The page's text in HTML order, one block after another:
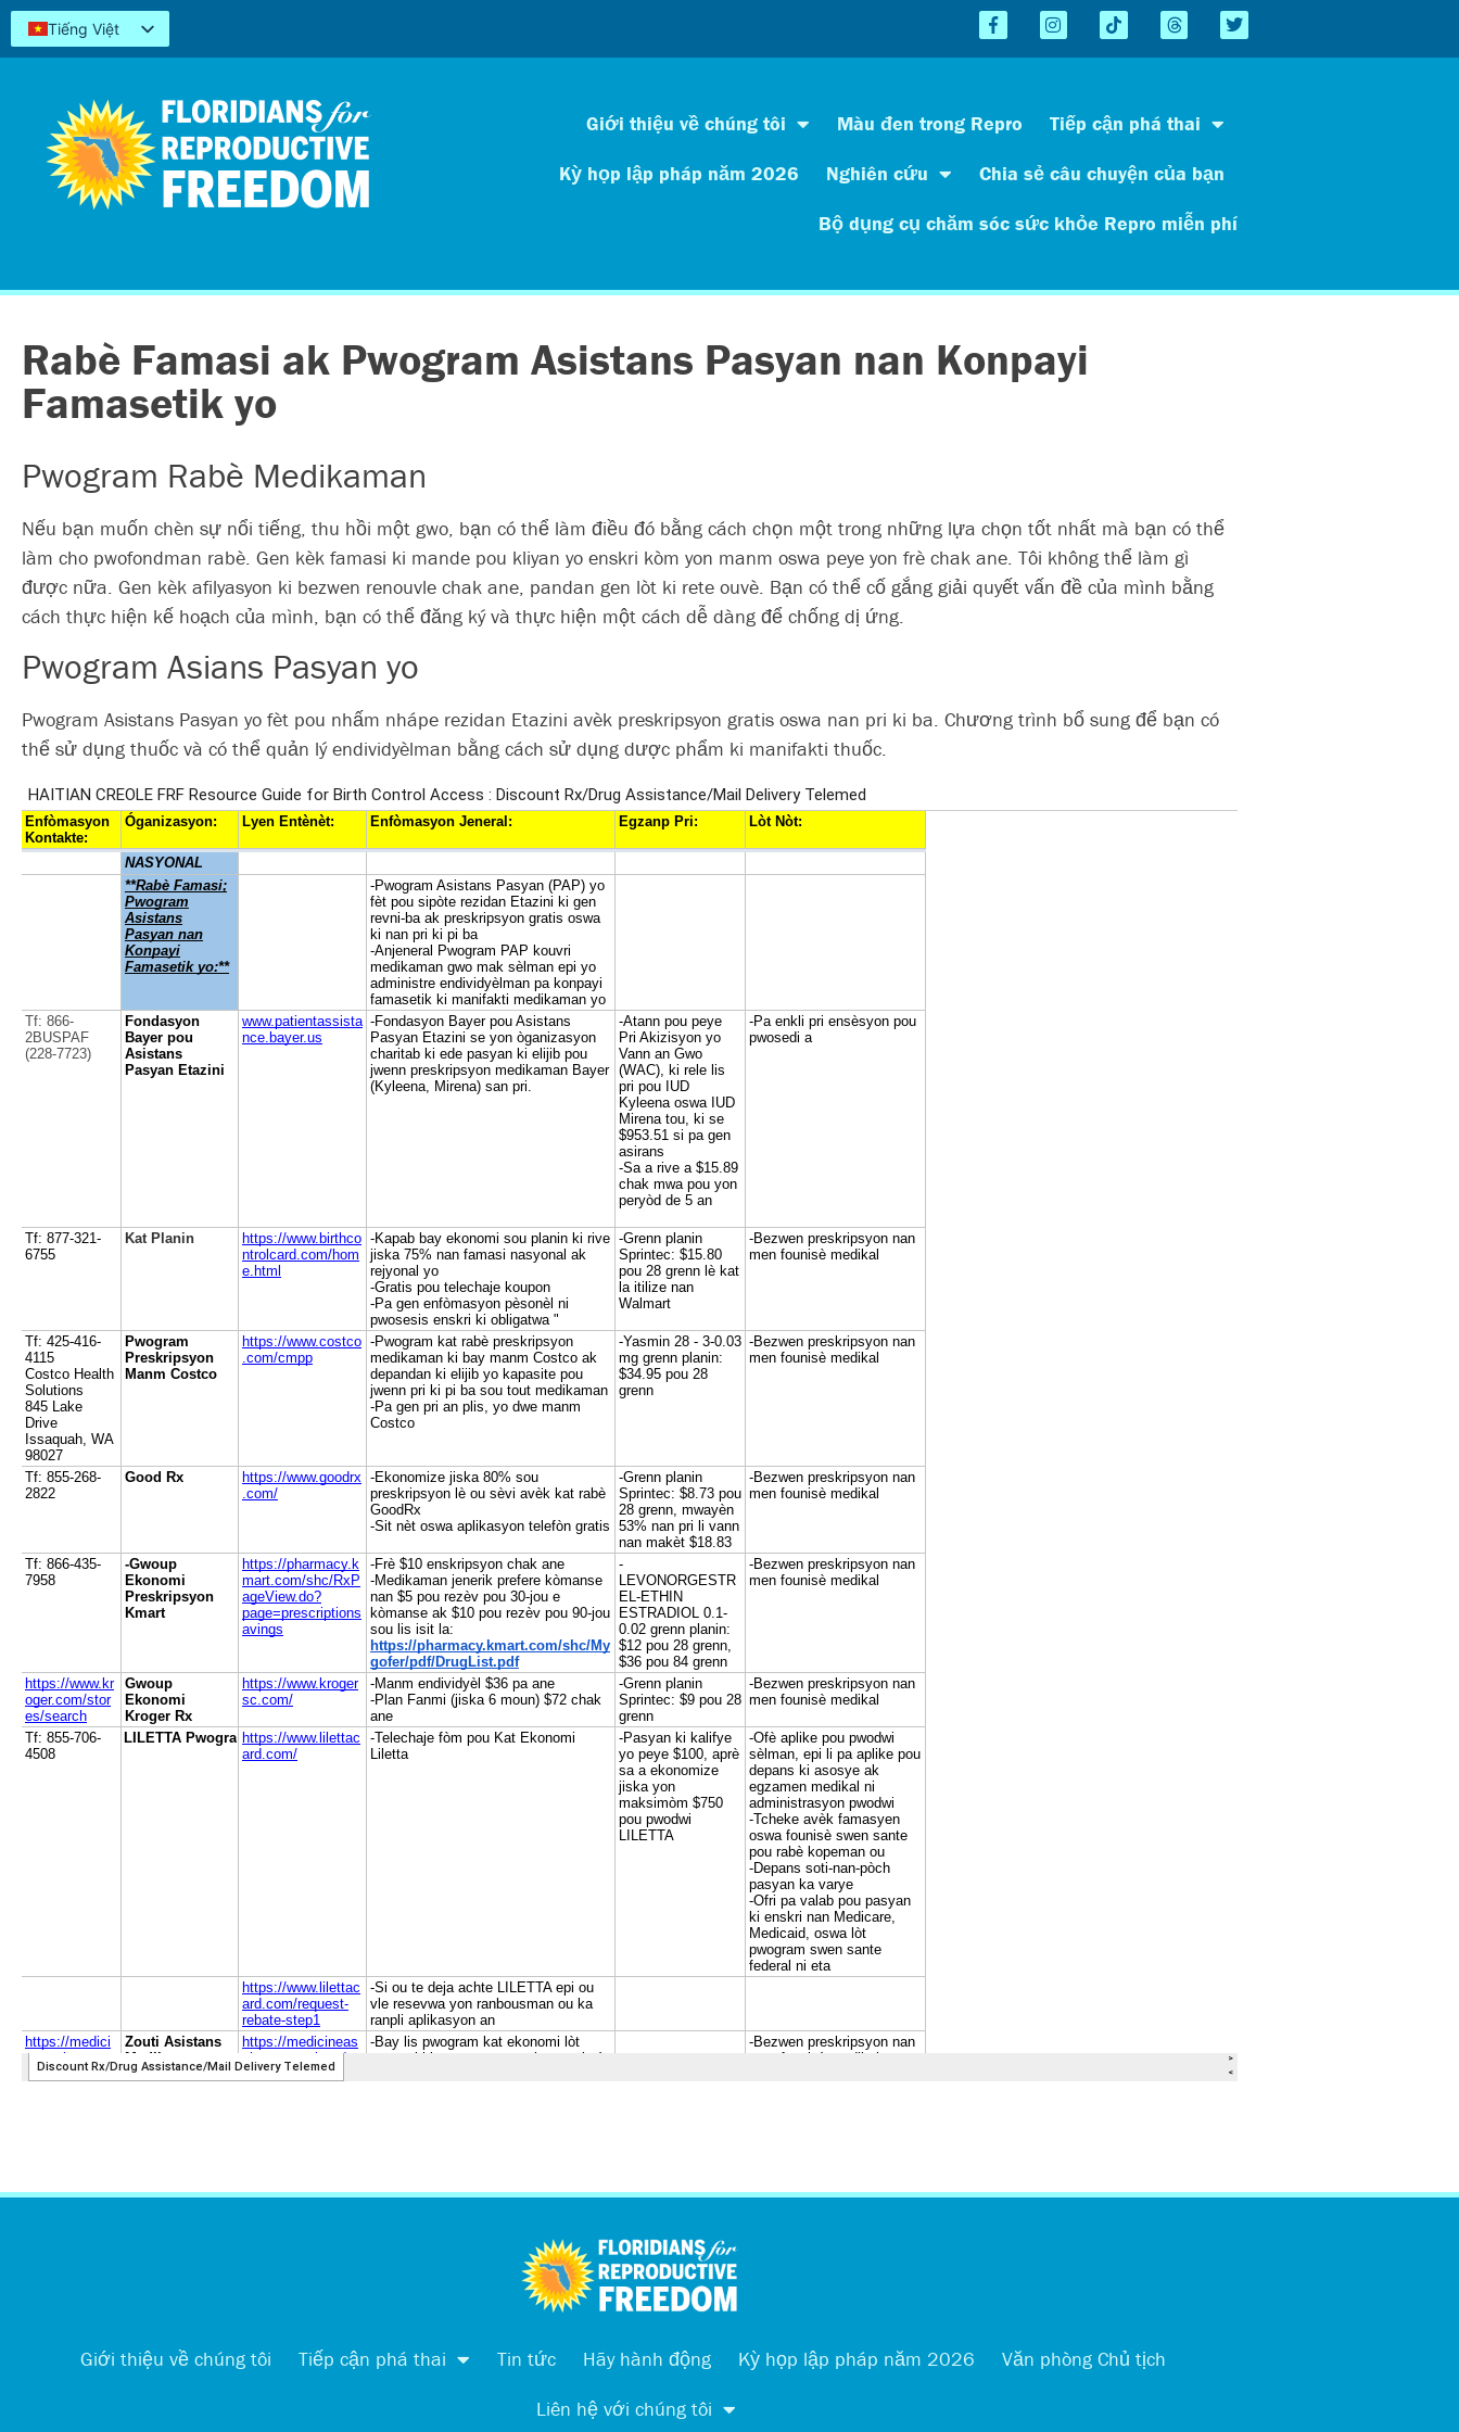
Tiếng Việt
English
Kreyòl
简体中文
العربية
Giới thiệu về chúng tôi Màu đen trong Repro
Tiếp cận phá thai
Kỳ họp lập pháp năm 2026
Nghiên cứu
Chia sẻ câu chuyện của bạn
Bộ dụng cụ chăm sóc sức khỏe Repro miễn phí
Rabè Famasi ak Pwogram Asistans Pasyan nan Konpayi
Famasetik yo
Pwogram Rabè Medikaman
Nếu bạn muốn chèn sự nổi tiếng, thu hồi một gwo, bạn có thể làm điều đó bằng cách chọn một trong những lựa chọn tốt nhất mà bạn có thể
làm cho pwofondman rabè. Gen kèk famasi ki mande pou kliyan yo enskri kòm yon manm oswa peye yon frè chak ane. Tôi không thể làm gì
được nữa. Gen kèk afilyasyon ki bezwen renouvle chak ane, pandan gen lòt ki rete ouvè. Bạn có thể cố gắng giải quyết vấn đề của mình bằng
cách thực hiện kế hoạch của mình, bạn có thể đăng ký và thực hiện một cách dễ dàng để chống dị ứng.
Pwogram Asians Pasyan yo
Pwogram Asistans Pasyan yo fèt pou nhấm nhápe rezidan Etazini avèk preskripsyon gratis oswa nan pri ki ba. Chương trình bổ sung để bạn có
thể sử dụng thuốc và có thể quản lý endividyèlman bằng cách sử dụng dược phẩm ki manifakti thuốc.
Giới thiệu về chúng tôi Tiếp cận phá thai Tin tức Hãy hành động Kỳ họp lập pháp năm 2026
Văn phòng Chủ tịch
Liên hệ với chúng tôi